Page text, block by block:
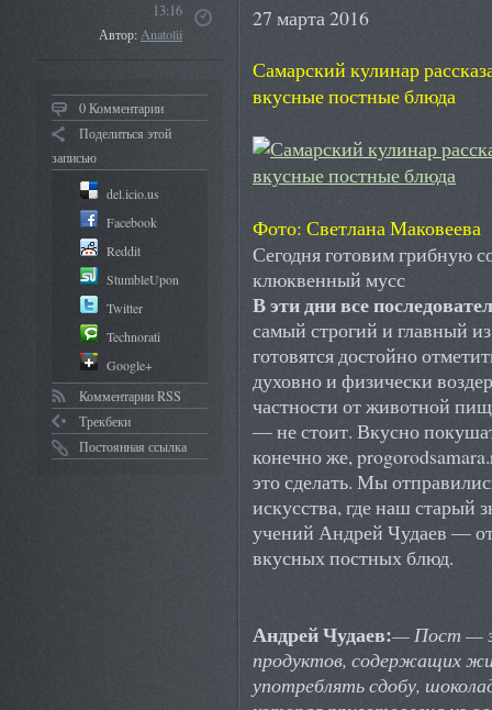
13:16
Автор:Anatolii
0 Комментарии
Поделиться этой
записью
del.icio.us
Facebook
Reddit
StumbleUpon
Twitter
Technorati
Google+
Комментарии RSS
Трекбеки
Постоянная ссылка
27 марта 2016
Самарский кулинар
вкусные постные блюда
Фото: Светлана Маковеева
Сегодня готовим грибную
клюквенный мусс
В эти дни все
самый строгий и главный
готовятся достойно
духовно и физически
частности от животной
— не стоит. Вкусно
конечно же,
это сделать. Мы
искусства, где наш
учений Андрей Чудаев —
вкусных постных блюд.
Андрей Чудаев:— Пост —
продуктов, содержащих
употреблять сдобу,